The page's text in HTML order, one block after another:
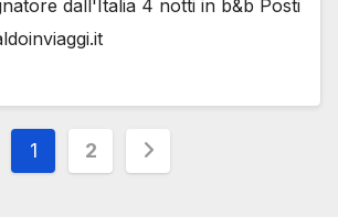
dall'Italia 4 notti in b&b Posti
Paginazione
1 2